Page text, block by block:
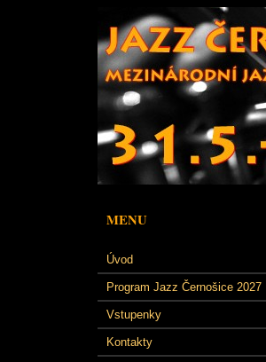
MENU
Úvod
Program Jazz Černošice 2027
Vstupenky
Kontakty